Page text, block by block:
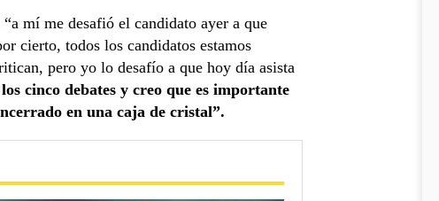
mí me desafió el candidato ayer a que
cierto, todos los candidatos estamos
pero yo lo desafío a que hoy día asista
cinco debates y creo que es importante
en una caja de cristal”.